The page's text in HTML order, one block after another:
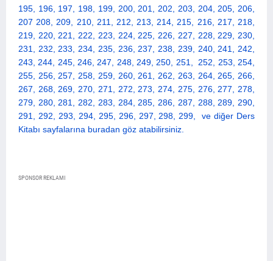
195, 196, 197, 198, 199, 200, 201, 202, 203, 204, 205, 206,
207 208, 209, 210, 211, 212, 213, 214, 215, 216, 217, 218,
219, 220, 221, 222, 223, 224, 225, 226, 227, 228, 229, 230,
231, 232, 233, 234, 235, 236, 237, 238, 239, 240, 241, 242,
243, 244, 245, 246, 247, 248, 249, 250, 251, 252, 253, 254,
255, 256, 257, 258, 259, 260, 261, 262, 263, 264, 265, 266,
267, 268, 269, 270, 271, 272, 273, 274, 275, 276, 277, 278,
279, 280, 281, 282, 283, 284, 285, 286, 287, 288, 289, 290,
291, 292, 293, 294, 295, 296, 297, 298, 299,
ve diğer Ders
Kitabı sayfalarına buradan göz atabilirsiniz.
SPONSOR REKLAMI